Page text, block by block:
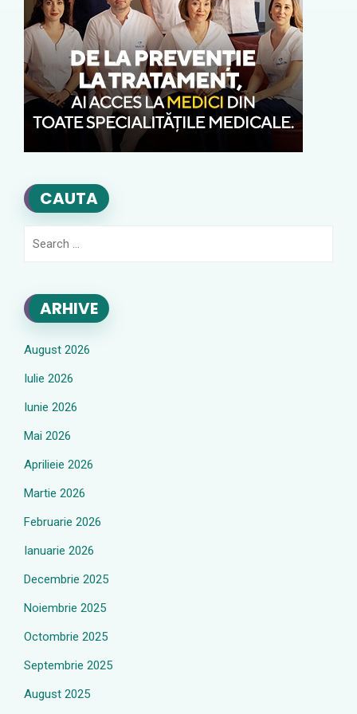
CAUTA
ARHIVE
August 2026
Iulie 2026
Iunie 2026
Mai 2026
Aprilieie 2026
Martie 2026
Februarie 2026
Ianuarie 2026
Decembrie 2025
Noiembrie 2025
Octombrie 2025
Septembrie 2025
August 2025